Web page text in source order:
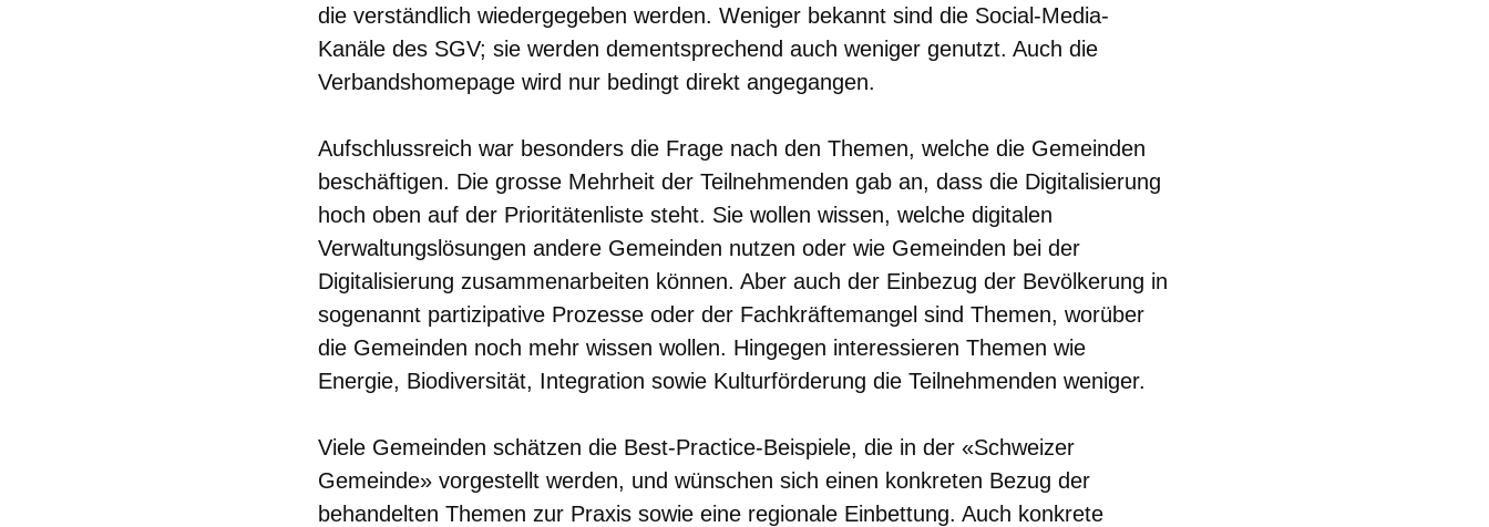
die verständlich wiedergegeben werden. Weniger bekannt sind die Social-Media-
Kanäle des SGV; sie werden dementsprechend auch weniger genutzt. Auch die
Verbandshomepage wird nur bedingt direkt angegangen.
Aufschlussreich war besonders die Frage nach den Themen, welche die Gemeinden
beschäftigen. Die grosse Mehrheit der Teilnehmenden gab an, dass die Digitalisierung
hoch oben auf der Prioritätenliste steht. Sie wollen wissen, welche digitalen
Verwaltungslösungen andere Gemeinden nutzen oder wie Gemeinden bei der
Digitalisierung zusammenarbeiten können. Aber auch der Einbezug der Bevölkerung in
sogenannt partizipative Prozesse oder der Fachkräftemangel sind Themen, worüber
die Gemeinden noch mehr wissen wollen. Hingegen interessieren Themen wie
Energie, Biodiversität, Integration sowie Kulturförderung die Teilnehmenden weniger.
Viele Gemeinden schätzen die Best-Practice-Beispiele, die in der «Schweizer
Gemeinde» vorgestellt werden, und wünschen sich einen konkreten Bezug der
behandelten Themen zur Praxis sowie eine regionale Einbettung. Auch konkrete